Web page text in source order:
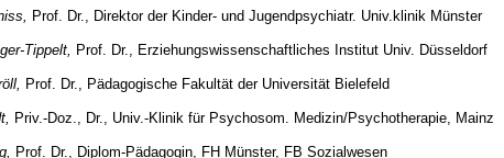
Prof. Dr., Direktor der Kinder- und Jugendpsychiatr. Univ.klinik Münster
Tippelt, Prof. Dr., Erziehungswissenschaftliches Institut Univ. Düsseldorf
Prof. Dr., Pädagogische Fakultät der Universität Bielefeld
Priv.-Doz., Dr., Univ.-Klinik für Psychosom. Medizin/Psychotherapie, Mainz
Prof. Dr., Diplom-Pädagogin, FH Münster, FB Sozialwesen